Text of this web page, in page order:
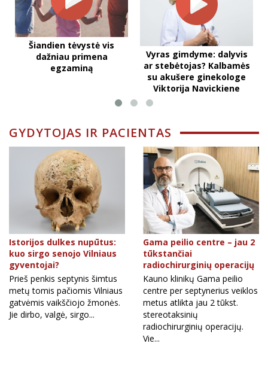
Šiandien tėvystė vis
dažniau primena
egzaminą
Vyras gimdyme: dalyvis
ar stebėtojas? Kalbamės
su akušere ginekologe
Viktorija Navickiene
GYDYTOJAS IR PACIENTAS
Istorijos dulkes nupūtus:
kuo sirgo senojo Vilniaus
gyventojai?
Prieš penkis septynis šimtus
metų tomis pačiomis Vilniaus
gatvėmis vaikščiojo žmonės.
Jie dirbo, valgė, sirgo...
Gama peilio centre – jau 2
tūkstančiai
radiochirurginių operacijų
Kauno klinikų Gama peilio
centre per septynerius veiklos
metus atlikta jau 2 tūkst.
stereotaksinių
radiochirurginių operacijų.
Vie...